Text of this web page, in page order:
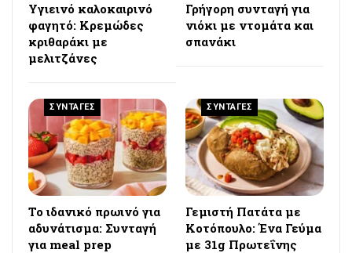
Υγιεινό καλοκαιρινό
φαγητό: Κρεμώδες
κριθαράκι με
μελιτζάνες
Γρήγορη συνταγή για
νιόκι με ντομάτα και
σπανάκι
ΣΥΝΤΑΓΕΣ
Το ιδανικό πρωινό για
αδυνάτισμα: Συνταγή
για meal prep
ΣΥΝΤΑΓΕΣ
Γεμιστή Πατάτα με
Κοτόπουλο: Ένα Γεύμα
με 31g Πρωτεΐνης